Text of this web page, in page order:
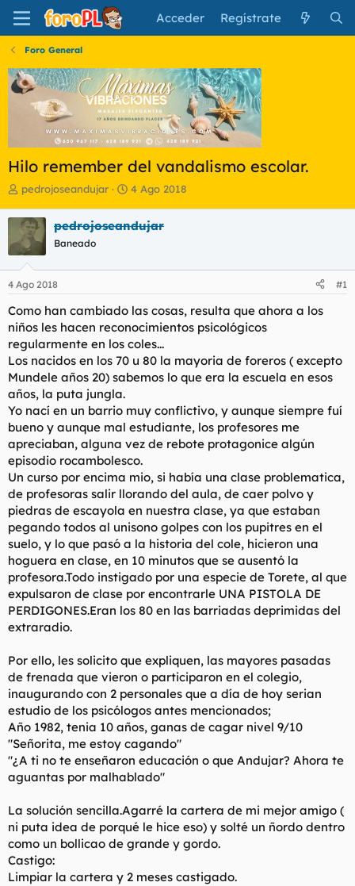
Acceder Regístrate
Foro General
Hilo remember del vandalismo escolar.
I
i
c
i
a
d
o
d
e
l
t
e
m
a
pedrojoseandujar
F
h
e
i
c
i
o
4 Ago 2018
pedrojoseandujar
Baneado
4 Ago 2018 #1
Como han cambiado las cosas, resulta que ahora a los
niños les hacen reconocimientos psicológicos
regularmente en los coles...
Los nacidos en los 70 u 80 la mayoria de foreros ( excepto
Mundele años 20) sabemos lo que era la escuela en esos
años, la puta jungla.
Yo nací en un barrio muy conflictivo, y aunque siempre fuí
bueno y aunque mal estudiante, los profesores me
apreciaban, alguna vez de rebote protagonice algún
episodio rocambolesco.
Un curso por encima mio, si había una clase problematica,
de profesoras salir llorando del aula, de caer polvo y
piedras de escayola en nuestra clase, ya que estaban
pegando todos al unisono golpes con los pupitres en el
suelo, y lo que pasó a la historia del cole, hicieron una
hoguera en clase, en 10 minutos que se ausentó la
profesora.Todo instigado por una especie de Torete, al que
expulsaron de clase por encontrarle UNA PISTOLA DE
PERDIGONES.Eran los 80 en las barriadas deprimidas del
extraradio.
Por ello, les solicito que expliquen, las mayores pasadas
de frenada que vieron o participaron en el colegio,
inaugurando con 2 personales que a día de hoy serian
estudio de los psicólogos antes mencionados;
Año 1982, tenia 10 años, ganas de cagar nivel 9/10
"Señorita, me estoy cagando"
"¿A ti no te enseñaron educación o que Andujar? Ahora te
aguantas por malhablado"
La solución sencilla.Agarré la cartera de mi mejor amigo (
ni puta idea de porqué le hice eso) y solté un ñordo dentro
como un bollicao de grande y gordo.
Castigo:
Limpiar la cartera y 2 meses castigado.